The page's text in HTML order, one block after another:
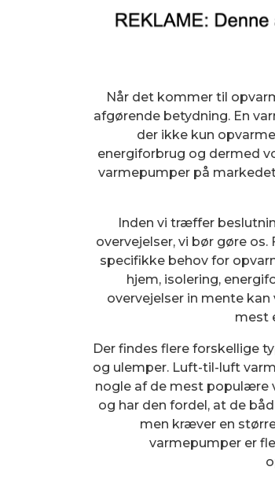
Når det kommer til
afgørende betydning. En
der ikke kun
energiforbrug og dermed
varmepumper på
Inden vi træffer
overvejelser, vi bør gøre
specifikke behov for
hjem, isolering,
overvejelser in mente
mest
Der findes flere forskellige
og ulemper. Luft-til-luft
nogle af de mest populære
og har den fordel, at de
men kræver en
varmepumper er